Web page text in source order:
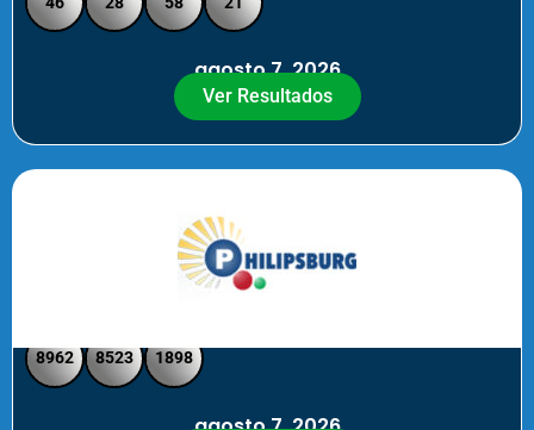
agosto 7, 2026
Ver Resultados
8962 8523 1898